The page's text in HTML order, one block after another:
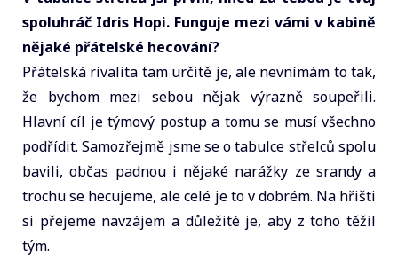
spoluhráč Idris Hopi. Funguje mezi vámi v kabině
nějaké přátelské hecování?
Přátelská rivalita tam určitě je, ale nevnímám to tak,
že bychom mezi sebou nějak výrazně soupeřili.
Hlavní cíl je týmový postup a tomu se musí všechno
podřídit. Samozřejmě jsme se o tabulce střelců spolu
bavili, občas padnou i nějaké narážky ze srandy a
trochu se hecujeme, ale celé je to v dobrém. Na hřišti
si přejeme navzájem a důležité je, aby z toho těžil
tým.